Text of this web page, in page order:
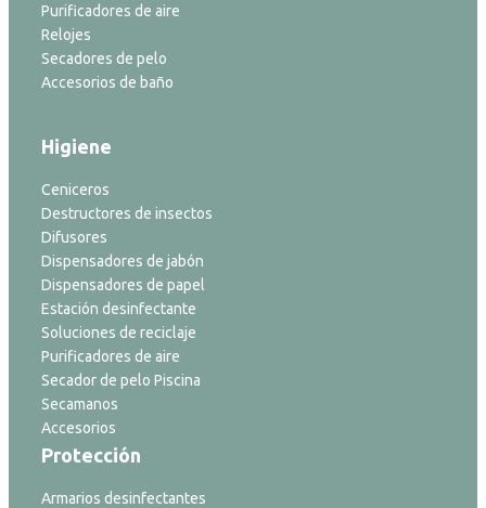
Purificadores de aire
Relojes
Secadores de pelo
Accesorios de baño
Higiene
Ceniceros
Destructores de insectos
Difusores
Dispensadores de jabón
Dispensadores de papel
Estación desinfectante
Soluciones de reciclaje
Purificadores de aire
Secador de pelo Piscina
Secamanos
Accesorios
Protección
Armarios desinfectantes